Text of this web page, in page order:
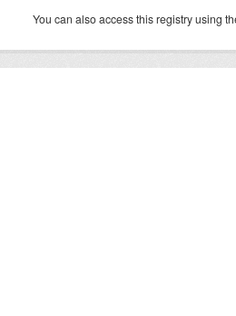
You can also access this registry using